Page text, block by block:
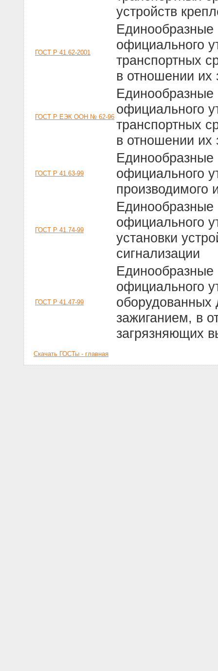
устройств
ГОСТ Р 41.62-2001
официального
транспортных
в отношении их
ГОСТ Р ЕЭК ООН № 62-96
официального
транспортных
в отношении их
ГОСТ Р 41.63-99
официального
ГОСТ Р 41.74-99
официального
установки
сигнализации
ГОСТ Р 41.47-99
официального
оборудованных
зажиганием, в
загрязняющих
Скачать ГОСТы - главная